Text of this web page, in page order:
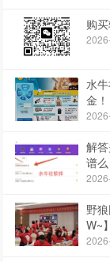
购
水
金！
解
谱么
野
W~】